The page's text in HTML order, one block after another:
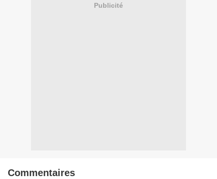
Publicité
Commentaires